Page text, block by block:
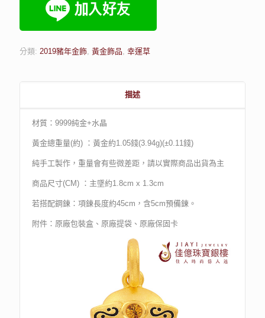
分類: 2019豬年金飾 黃金飾品 幸運草
描述
材質：9999純金+水晶
黃金總重量(約) ：黃金約1.05錢(3.94g)(±0.11錢)
純手工製作，重量會有些微差距，請以實際商品出貨為主
商品尺寸(CM) ：主墜約1.8cm x 1.3cm
若搭配鋼鍊：項鍊長度約45cm，含5cm預備鍊。
附件：原廠包裝盒、原廠提袋、原廠保固卡